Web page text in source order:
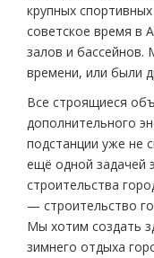
крупных
советское время в
залов и бассейнов.
времени, или были
Все строящиеся
дополнительного
подстанции уже не
ещё одной задачей
строительства
— строительство
Мы хотим создать
зимнего отдыха